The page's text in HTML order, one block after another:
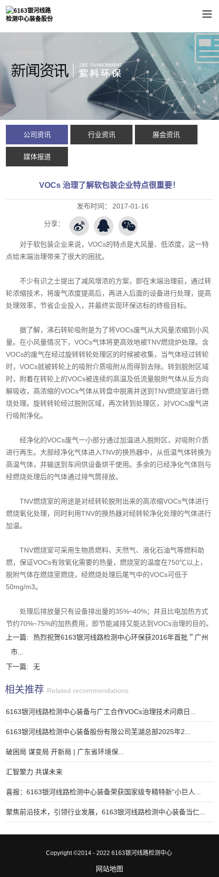
公司资讯 行业资讯 展会资讯
媒体报道
VOCs 治理了解软包装企业特点很重要！
发布时间： 2017-01-16
分享：
对于软包装企业来说，VOCs的特点是大风量、低浓度，这一特
点给末端治理带来了很大的困扰。
不少有识之士提出了减风增浓的方案，即在末端治理前，通过转
轮浓缩技术，将废气浓度提高后，再进入后面的设备进行处理，提高
处理效率，节省企业投入，并最终实现环保达标的终极目标。
据了解，沸石转轮吸附是为了将VOCs废气从大风量浓缩到小风
量。在小风量情况下，VOCs气体将更高效地被TNV燃烧炉处理。含
VOCs的废气在经过旋转转轮处理区的时候被收集，当气体经过转轮
时，VOCs就被转轮上的吸附介质吸附从而得到去除。转到脱附区域
时，附着在转轮上的VOCs被连续的高温及低流量脱附气体从反方向
解吸收，高浓缩的VOCs气体从转盘中脱离并送到TNV燃烧室进行燃
烧处理。旋转转轮经过脱附区域，再次转到处理区，对VOCs废气进
行吸附净化。
经净化的VOCs废气一小部分通过加温进入脱附区，对吸附介质
进行再生。大部经净化气体进入TNV的换热器中，从低温气体转换为
高温气体，并输送到车间供设备烘干使用。多余的已经净化气体则与
经燃烧处理后的气体通过排气筒排放。
TNV燃烧室的用途是对经转轮脱附出来的高浓缩VOCs气体进行
燃烧氧化处理，同时利用TNV的换热器对经转轮净化处理的气体进行
加温。
TNV燃烧室可采用生物质燃料、天然气、液化石油气等燃料助
燃，保证VOCs有效氧化需要的热量，燃烧室的温度在750℃以上，
脱附气体在燃烧室燃烧，经燃烧处理后尾气中的VOCs可低于
50mg/m3。
处理后排放量只有设备排出量的35%~40%；并且比电加热方式
节约70%~75%的加热费用，即节能减排又能达到VOCs治理的目的。
上一篇:
热烈祝贺6163银河线路检测中心环保获2016年首批＂广州
市...
下一篇:
无
相关推荐 Related recommendations
6163银河线路检测中心装备与广工合作VOCs治理技术问鼎日...
6163银河线路检测中心装备股份有限公司芜湖总部2025年2...
破困局 谋变局 开新局 | 广东省环境保...
汇智聚力 共谋未来
喜报：6163银河线路检测中心装备荣获国家级专精特新“小巨人...
聚焦前沿技术，引领行业发展，6163银河线路检测中心装备当仁...
Copyright ©2014 - 2022 6163银河线路检测中心
网站地图